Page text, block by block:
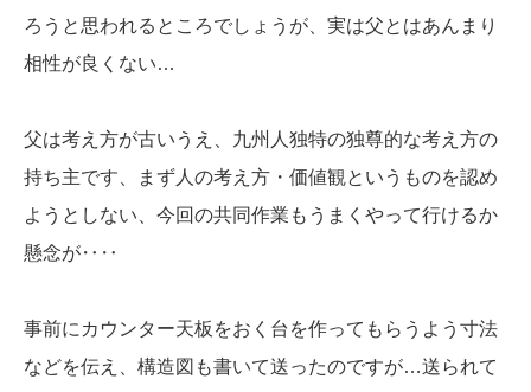
ろうと思われるところでしょうが、実は父とはあんまり
相性が良くない…
父は考え方が古いうえ、九州人独特の独尊的な考え方の
持ち主です、まず人の考え方・価値観というものを認め
ようとしない、今回の共同作業もうまくやって行けるか
懸念が‥‥
事前にカウンター天板をおく台を作ってもらうよう寸法
などを伝え、構造図も書いて送ったのですが…送られて